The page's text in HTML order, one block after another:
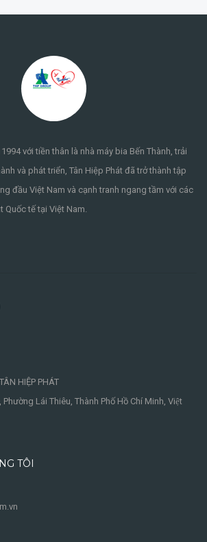
với tiền thân là nhà máy bia Bến Thành, trải
và phát triển, Tân Hiệp Phát đã trở thành tập
đầu Việt Nam và cạnh tranh ngang tầm với các
tế tại Việt Nam.
HIỆP PHÁT
Lái Thiêu, Thành Phố Hồ Chí Minh, Việt
TÔI